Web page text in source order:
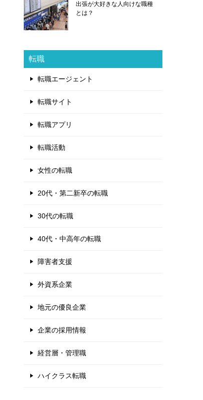
出張が大好きな人向けな職種
とは？
転職
転職エージェント
転職サイト
転職アプリ
転職活動
女性の転職
20代・第二新卒の転職
30代の転職
40代・中高年の転職
障害者支援
外資系企業
地元の優良企業
企業の採用情報
経営層・管理職
ハイクラス転職